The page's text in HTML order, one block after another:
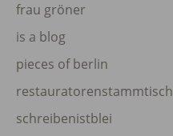
frau gröner
is a blog
pieces of berlin
restauratorenstammtisch
schreibenistblei